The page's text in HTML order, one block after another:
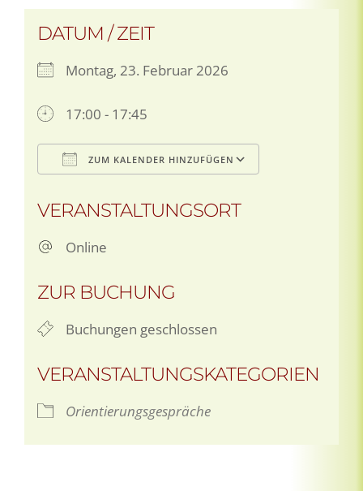
DATUM / ZEIT
Montag, 23. Februar 2026
17:00 - 17:45
ZUM KALENDER HINZUFÜGEN
VERANSTALTUNGSORT
Online
ZUR BUCHUNG
Buchungen geschlossen
VERANSTALTUNGSKATEGORIEN
Orientierungsgespräche